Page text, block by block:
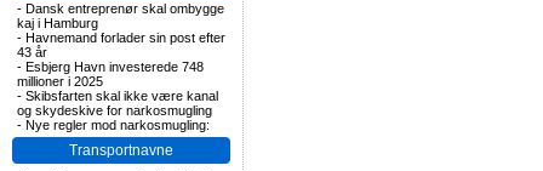
- Dansk entreprenør skal ombygge
kaj i Hamburg
- Havnemand forlader sin post efter
43 år
- Esbjerg Havn investerede 748
millioner i 2025
- Skibsfarten skal ikke være kanal
og skydeskive for narkosmugling
- Nye regler mod narkosmugling:
Transportnavne